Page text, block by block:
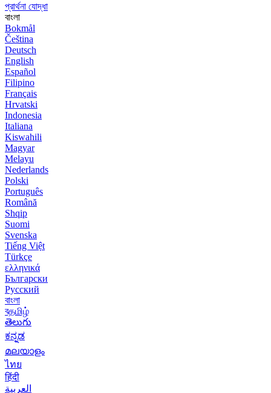
প্রার্থনা যোদ্ধা
বাংলা
Bokmål
Čeština
Deutsch
English
Español
Filipino
Français
Hrvatski
Indonesia
Italiana
Kiswahili
Magyar
Melayu
Nederlands
Polski
Português
Română
Shqip
Suomi
Svenska
Tiếng Việt
Türkçe
ελληνικά
Български
Русский
বাংলা
বதமிழ்
తెలుగు
ಕನ್ನಡ
മലയാളം
ไทย
हिंदी
العربية